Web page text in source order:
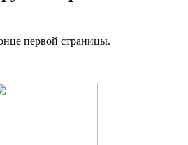
первой страницы.